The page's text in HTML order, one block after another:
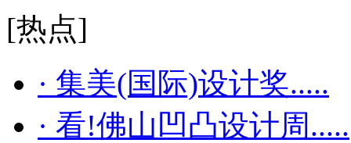
[热点]
· 集美(国际)设计奖.....
· 看!佛山凹凸设计周.....